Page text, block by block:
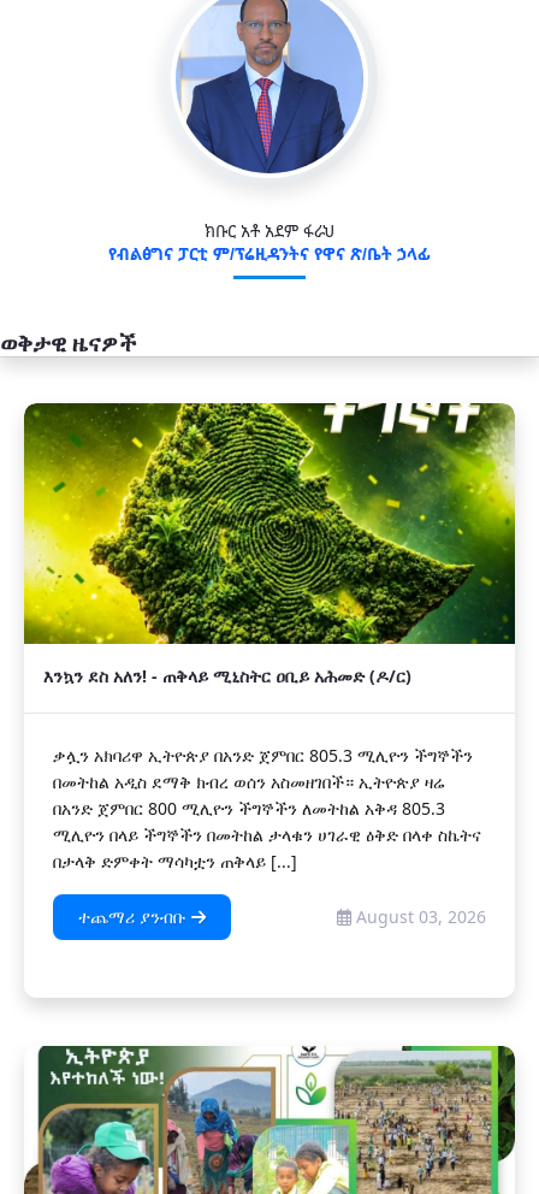
ክቡር አቶ አደም ፋራህ
የብልፅግና ፓርቲ ም/ፕሬዚዳንትና የዋና ጽ/ቤት ኃላፊ
ወቅታዊ ዜናዎች
አዲስ
እንኳን ደስ አለን! - ጠቅላይ ሚኒስትር ዐቢይ አሕመድ (ዶ/ር)
ቃሏን አክባሪዋ ኢትዮጵያ በአንድ ጀምበር 805.3 ሚሊዮን ችግኞችን
በመትከል አዲስ ደማቅ ክብረ ወሰን አስመዘገበች። ኢትዮጵያ ዛሬ
በአንድ ጀምበር 800 ሚሊዮን ችግኞችን ለመትከል አቅዳ 805.3
ሚሊዮን በላይ ችግኞችን በመትከል ታላቁን ሀገራዊ ዕቅድ በላቀ ስኬትና
በታላቅ ድምቀት ማሳካቷን ጠቅላይ [...]
ተጨማሪ ያንብቡ August 03, 2026